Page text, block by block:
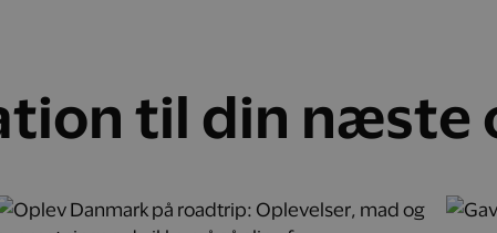
til din næste